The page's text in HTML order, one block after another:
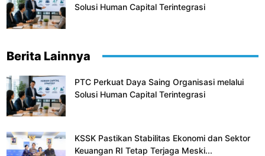
Solusi Human Capital Terintegrasi
Berita Lainnya
PTC Perkuat Daya Saing Organisasi melalui
Solusi Human Capital Terintegrasi
KSSK Pastikan Stabilitas Ekonomi dan Sektor
Keuangan RI Tetap Terjaga Meski...